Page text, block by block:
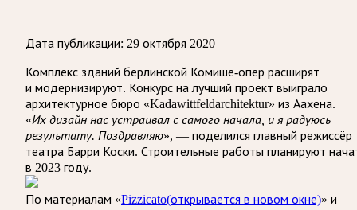
Дата публикации: 29 октября 2020
Комплекс зданий берлинской Комише-опер расширят
и модернизируют. Конкурс на лучший проект выиграло
архитектурное бюро «Kadawittfeldarchitektur» из Аахена.
«Их дизайн нас устраивал с самого начала, и я радуюсь
результату. Поздравляю», — поделился главный режиссёр
театра Барри Коски. Строительные работы планируют
в 2023 году.
По материалам «Pizzicato(открывается в новом окне)» и